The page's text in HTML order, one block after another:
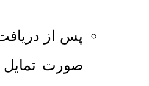
پس از
صورت تمایل